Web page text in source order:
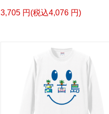
3,705 円(税込4,076 円)